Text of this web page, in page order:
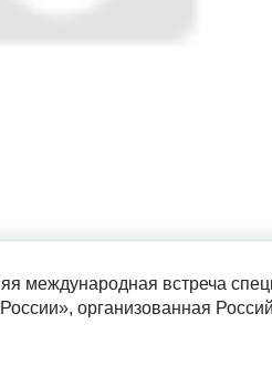
международная встреча
организованная